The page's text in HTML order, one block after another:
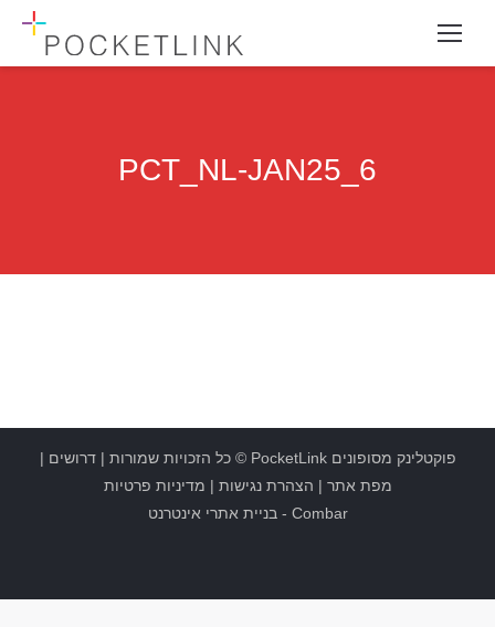
PCT_NL-JAN25_6
פוקטלינק מסופוניםPocketLink © כל הזכויות שמורות |דרושים |
מפת אתר | הצהרת נגישות | מדיניות פרטיות
Combar
- בניית אתרי אינטרנט